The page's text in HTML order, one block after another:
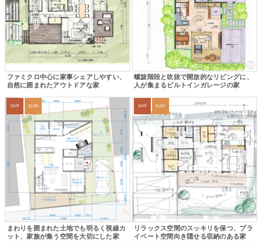
ファミクロ中心に家事シェアしやすい、
自然に囲まれたアウトドアな家
螺旋階段と吹抜で開放的なリビングに、
人が集まるビルトインガレージの家
34坪 2LDK
まわりを囲まれた土地でも明るく視線カ
ット、家族が集う空間を大切にした家
34坪 3LDK
リラックス空間のスッキリを保つ、プラ
イベート空間向き隠せる収納のある家